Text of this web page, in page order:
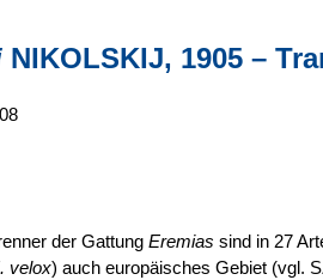
NIKOLSKIJ, 1905 –
der Gattung Eremias sind in 27
velox) auch europäisches Gebiet (vgl.